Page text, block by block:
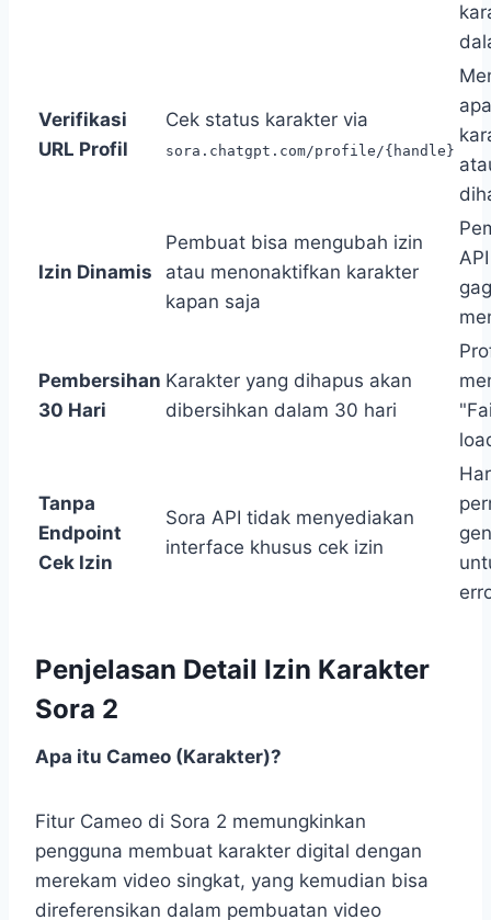
Verifikasi
URL Profil
Cek status karakter via
sora.chatgpt.com/profile/{handle}
Izin Dinamis
Pembuat bisa mengubah izin
atau menonaktifkan karakter
kapan saja
Pembersihan
30 Hari
Karakter yang dihapus akan
dibersihkan dalam 30 hari
Tanpa
Endpoint
Cek Izin
Sora API tidak menyediakan
interface khusus cek izin
Penjelasan Detail Izin Karakter
Sora 2
Apa itu Cameo (Karakter)?
Fitur Cameo di Sora 2 memungkinkan
pengguna membuat karakter digital dengan
merekam video singkat, yang kemudian bisa
direferensikan dalam pembuatan video